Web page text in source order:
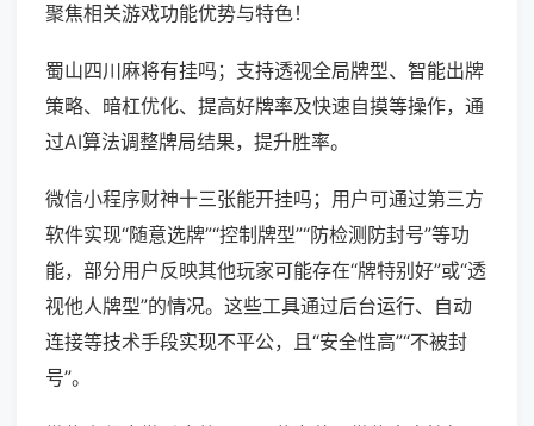
聚焦相关游戏功能优势与特色！
蜀山四川麻将有挂吗；支持透视全局牌型、智能出牌
策略、暗杠优化、提高好牌率及快速自摸等操作，通
过AI算法调整牌局结果，提升胜率。
微信小程序财神十三张能开挂吗；用户可通过第三方
软件实现“随意选牌”“控制牌型”“防检测防封号”等功
能，部分用户反映其他玩家可能存在“牌特别好”或“透
视他人牌型”的情况。这些工具通过后台运行、自动
连接等技术手段实现不平公，且“安全性高”“不被封
号”。